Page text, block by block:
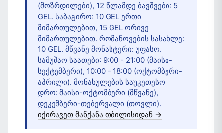
(მოზრდილები), 12 წლამდე ბავშვები: 5
GEL. საბაგირო: 10 GEL ერთი
მიმართულებით, 15 GEL ორივე
მიმართულებით. რომანოვების სასახლე:
10 GEL. მწვანე მონასტერი: უფასო.
სამუშაო საათები: 9:00 - 21:00 (მაისი-
სექტემბერი), 10:00 - 18:00 (ოქტომბერი-
აპრილი). მონახულების საუკეთესო
დრო: მაისი-ოქტომბერი (მწვანე),
დეკემბერი-თებერვალი (თოვლი).
იქირავეთ მანქანა თბილისიდან →